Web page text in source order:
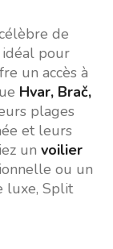
de
pour
un accès à
Hvar, Brač,
plages
et leurs
un voilier
ou un
luxe, Split